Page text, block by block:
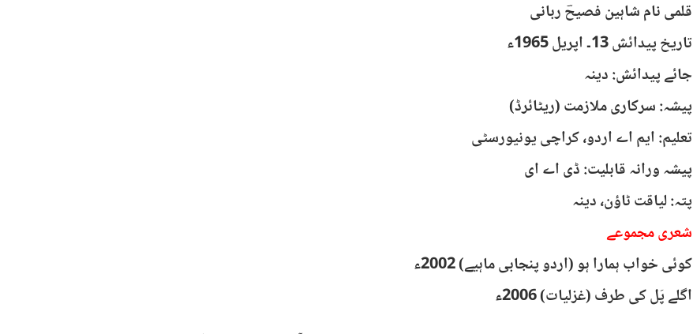
قلمی نام شاہین فصیحؔ ربانی
تاریخ پیدائش 13۔ اپریل 1965ء
جائے پیدائش: دینہ
پیشہ: سرکاری ملازمت (ریٹائرڈ)
تعلیم: ایم اے اردو، کراچی یونیورسٹی
پیشہ ورانہ قابلیت: ڈی اے ای
پتہ: لیاقت ٹاؤن، دینہ
شعری مجموعے
کوئی خواب ہمارا ہو (اردو پنجابی ماہیے) 2002ء
اگلے پَل کی طرف (غزلیات) 2006ء